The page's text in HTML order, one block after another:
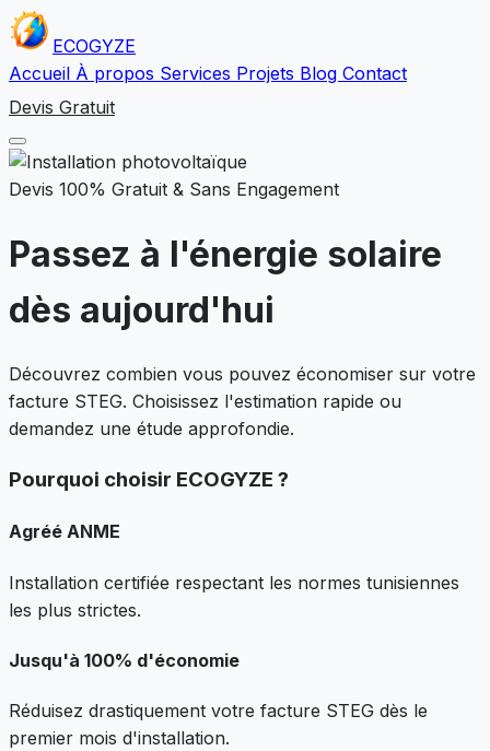
ECOGYZE
Accueil À propos Services Projets Blog Contact
Devis Gratuit
Devis 100% Gratuit & Sans Engagement
Passez à l'énergie solaire
dès aujourd'hui
Découvrez combien vous pouvez économiser sur votre
facture STEG. Choisissez l'estimation rapide ou
demandez une étude approfondie.
Pourquoi choisir ECOGYZE ?
Agréé ANME
Installation certifiée respectant les normes tunisiennes
les plus strictes.
Jusqu'à 100% d'économie
Réduisez drastiquement votre facture STEG dès le
premier mois d'installation.